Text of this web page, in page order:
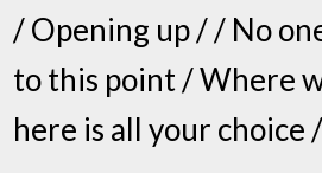
/ Opening up / / No
to this point / Where
here is all your choice